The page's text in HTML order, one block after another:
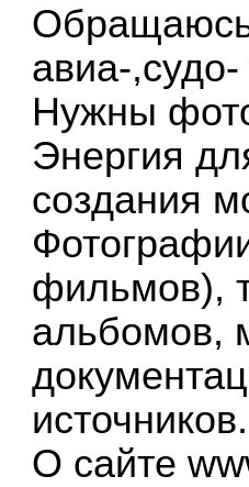
Обращаюсь
авиа-
Нужны
Энергия
создания
фильмов),
альбомов,
источников.
О сайте